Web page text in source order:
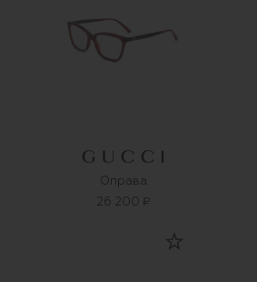
Оправа
26 200 ₽